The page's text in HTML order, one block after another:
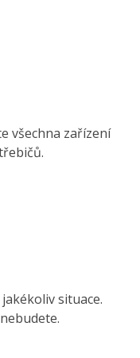
všechna zařízení
situace.